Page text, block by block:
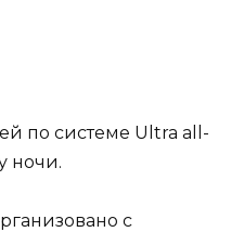
по системе Ultra all-
ночи.
с